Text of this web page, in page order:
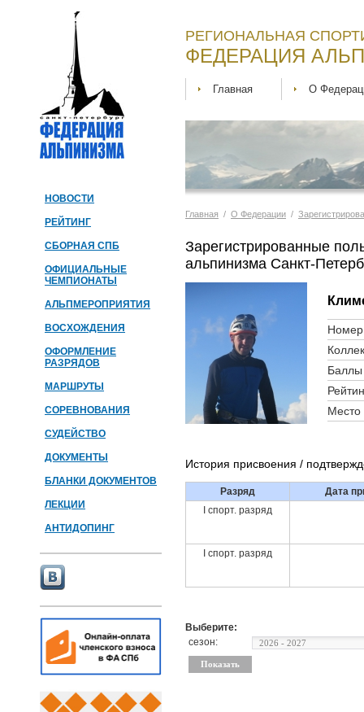
НОВОСТИ
РЕЙТИНГ
СБОРНАЯ СПБ
ОФИЦИАЛЬНЫЕ
ЧЕМПИОНАТЫ
АЛЬПМЕРОПРИЯТИЯ
ВОСХОЖДЕНИЯ
ОФОРМЛЕНИЕ
РАЗРЯДОВ
МАРШРУТЫ
СОРЕВНОВАНИЯ
СУДЕЙСТВО
ДОКУМЕНТЫ
БЛАНКИ ДОКУМЕНТОВ
ЛЕКЦИИ
АНТИДОПИНГ
РЕГИОНАЛЬНАЯ
ФЕДЕРАЦИЯ
Главная О
Главная / О Федерации /
Зарегистрированные
альпинизма Санкт-
Номер
Баллы
Место
История присвоения /
Разряд
Дата
I спорт. разряд
I спорт. разряд
Выберите:
сезон: